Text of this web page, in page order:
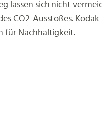
lassen sich nicht
CO2-Ausstoßes. Kodak
für Nachhaltigkeit.